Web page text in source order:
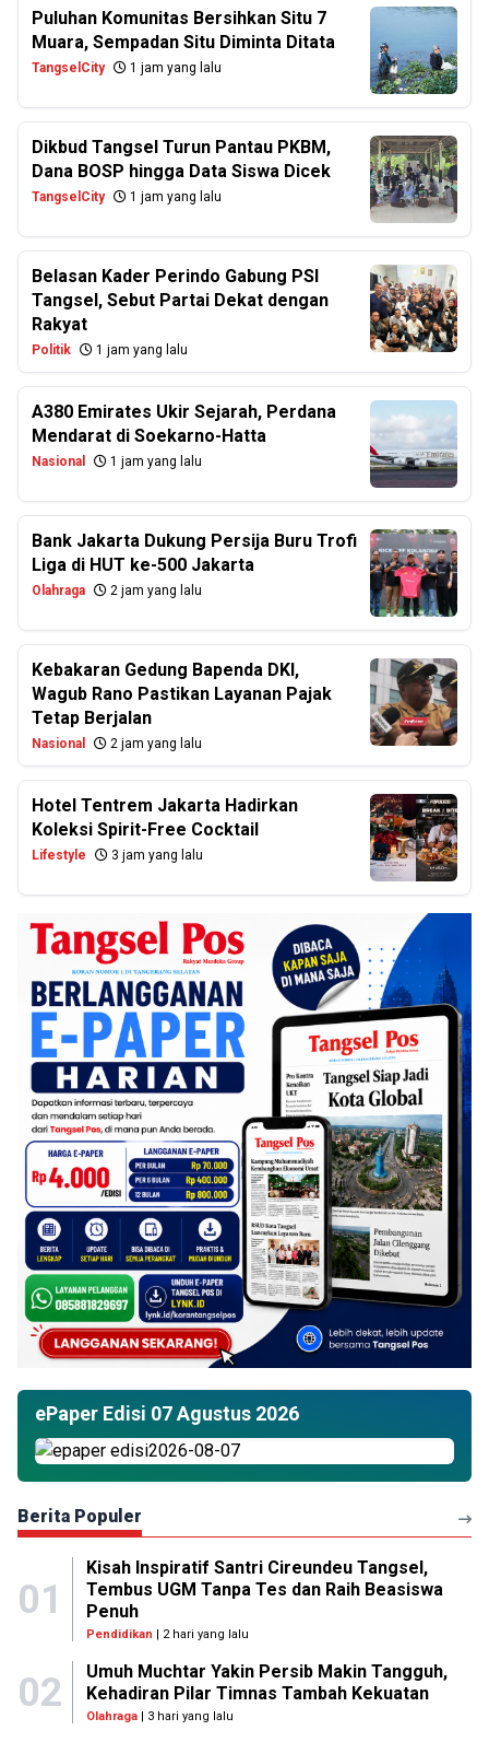
Puluhan Komunitas Bersihkan Situ 7
Muara, Sempadan Situ Diminta Ditata
TangselCity 1 jam yang lalu
Dikbud Tangsel Turun Pantau PKBM,
Dana BOSP hingga Data Siswa Dicek
TangselCity 1 jam yang lalu
Belasan Kader Perindo Gabung PSI
Tangsel, Sebut Partai Dekat dengan
Rakyat
Politik 1 jam yang lalu
A380 Emirates Ukir Sejarah, Perdana
Mendarat di Soekarno-Hatta
Nasional 1 jam yang lalu
Bank Jakarta Dukung Persija Buru Trofi
Liga di HUT ke-500 Jakarta
Olahraga 2 jam yang lalu
Kebakaran Gedung Bapenda DKI,
Wagub Rano Pastikan Layanan Pajak
Tetap Berjalan
Nasional 2 jam yang lalu
Hotel Tentrem Jakarta Hadirkan
Koleksi Spirit-Free Cocktail
Lifestyle 3 jam yang lalu
ePaper Edisi 07 Agustus 2026
Berita Populer
01
Kisah Inspiratif Santri Cireundeu Tangsel,
Tembus UGM Tanpa Tes dan Raih Beasiswa
Penuh
Pendidikan | 2 hari yang lalu
02
Umuh Muchtar Yakin Persib Makin Tangguh,
Kehadiran Pilar Timnas Tambah Kekuatan
Olahraga| 3 hari yang lalu